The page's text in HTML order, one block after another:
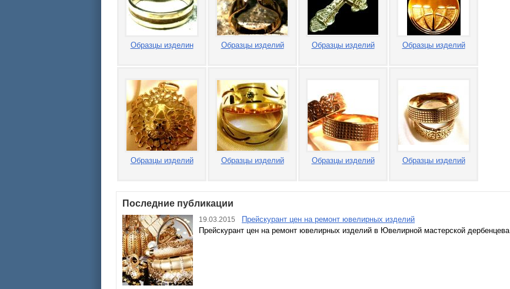
Образцы изделин Образцы изделий Образцы изделий Образцы изделий
Образцы изделий Образцы изделий Образцы изделий Образцы изделий
Последние публикации
19.03.2015
Прейскурант цен на ремонт ювелирных изделий
Прейскурант цен на ремонт ювелирных изделий в Ювелирной мастерской дербенцева